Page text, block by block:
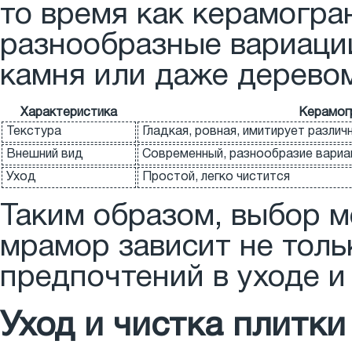
то время как
разнообразные
камня или даже
Характеристика
Текстура
Гладкая, ровная, имитирует
Внешний вид Современный, разнообразие
Уход Простой, легко чистится
Таким образом, выбор
мрамор зависит не
предпочтений в уходе
Уход и чистка